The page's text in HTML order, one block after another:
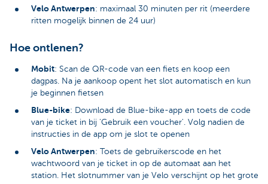
Velo Antwerpen: maximaal 30 minuten per rit (meerdere
ritten mogelijk binnen de 24 uur)
Hoe ontlenen?
Mobit: Scan de QR-code van een fiets en koop een
dagpas. Na je aankoop opent het slot automatisch en kun
je beginnen fietsen
Blue-bike: Download de Blue-bike-app en toets de code
van je ticket in bij 'Gebruik een voucher'. Volg nadien de
instructies in de app om je slot te openen
Velo Antwerpen: Toets de gebruikerscode en het
wachtwoord van je ticket in op de automaat aan het
station. Het slotnummer van je Velo verschijnt op het grote